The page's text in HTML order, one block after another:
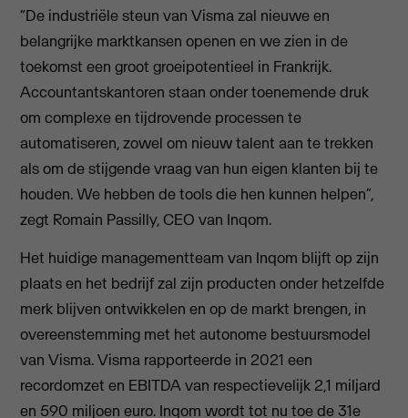
“De industriële steun van Visma zal nieuwe en
belangrijke marktkansen openen en we zien in de
toekomst een groot groeipotentieel in Frankrijk.
Accountantskantoren staan onder toenemende druk
om complexe en tijdrovende processen te
automatiseren, zowel om nieuw talent aan te trekken
als om de stijgende vraag van hun eigen klanten bij te
houden. We hebben de tools die hen kunnen helpen”,
zegt Romain Passilly, CEO van Inqom.
Het huidige managementteam van Inqom blijft op zijn
plaats en het bedrijf zal zijn producten onder hetzelfde
merk blijven ontwikkelen en op de markt brengen, in
overeenstemming met het autonome bestuursmodel
van Visma. Visma rapporteerde in 2021 een
recordomzet en EBITDA van respectievelijk 2,1 miljard
en 590 miljoen euro. Inqom wordt tot nu toe de 31e